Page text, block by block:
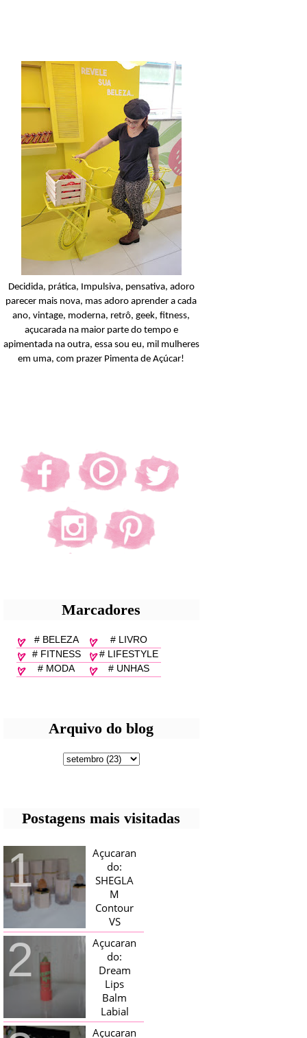
Açucarando:
Naturals Neutro
Balanceada Shampoo
Decidida, prática, Impulsiva, pensativa, adoro
parecer mais nova, mas adoro aprender a cada
ano, vintage, moderna, retrô, geek, fitness,
açucarada na maior parte do tempo e
apimentada na outra, essa sou eu, mil mulheres
em uma, com prazer Pimenta de Açúcar!
Marcadores
# BELEZA
# LIVRO
# FITNESS
# LIFESTYLE
# MODA
# UNHAS
Arquivo do blog
Postagens mais visitadas
Açucaran
do:
SHEGLA
M
Contour
VS
Bronzer!
HELLO AÇUCARADAS, E NESTE
MÊS CHEGOU AQUI EM CASA UMA
CAIXA RECHEADA DE SHEGLAM,
TINHA BLUSH, ILUMINADORES E
TODOS OS BRONZER E
CONTORNOS ...
Açucaran
do:
Dream
Lips
Balm
Labial
Magico
Açucaran